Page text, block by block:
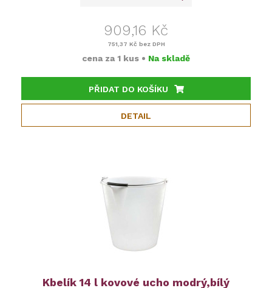
909,16 Kč
751,37 Kč bez DPH
cena za 1 kus • Na skladě
PŘIDAT DO KOŠÍKU
DETAIL
Kbelík 14 l kovové ucho modrý,bílý